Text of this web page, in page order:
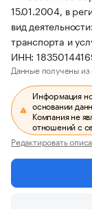
15.01.2004, в
вид
транспорта и
ИНН:
Данные получены из
Информация
основании
Компания не
отношений с
Редактировать